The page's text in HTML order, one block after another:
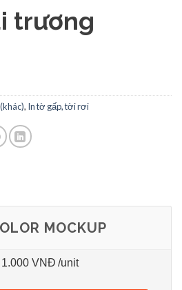
trương
, In tờ gấp, tời rơi
MOCKUP
1.000 VNĐ /unit